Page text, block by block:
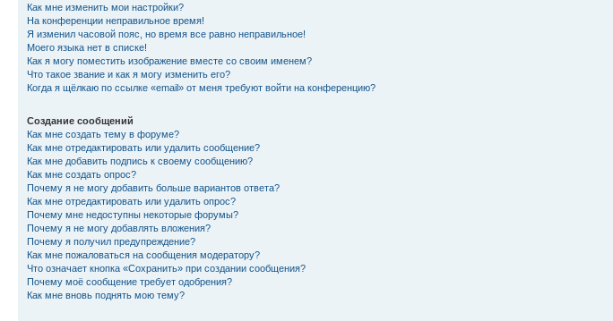
Как мне изменить мои настройки?
На конференции неправильное время!
Я изменил часовой пояс, но время все равно неправильное!
Моего языка нет в списке!
Как я могу поместить изображение вместе со своим именем?
Что такое звание и как я могу изменить его?
Когда я щёлкаю по ссылке «email» от меня требуют войти на конференцию?
Создание сообщений
Как мне создать тему в форуме?
Как мне отредактировать или удалить сообщение?
Как мне добавить подпись к своему сообщению?
Как мне создать опрос?
Почему я не могу добавить больше вариантов ответа?
Как мне отредактировать или удалить опрос?
Почему мне недоступны некоторые форумы?
Почему я не могу добавлять вложения?
Почему я получил предупреждение?
Как мне пожаловаться на сообщения модератору?
Что означает кнопка «Сохранить» при создании сообщения?
Почему моё сообщение требует одобрения?
Как мне вновь поднять мою тему?